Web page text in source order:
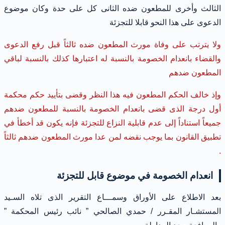
الثالث وأخرى للمطعون ضده الثانى كل على حدة وكان موضوع
الدعوى على هذا النحو قابلا للتجزئة
ولا يترتب على وفاة مورث المطعون ضده ثالثاً قبل رفع الدعوى
والقضاء بانعدام الخصومة بالنسبة له اعتبارها كذلك بالنسبة لباقي
المطعون ضدهم
وإذ خالف الحكم المطعون فيه هذا النظر وقضى بتأييد حكم محكمة
أول درجة الذى قضى بانعدام الخصومة بالنسبة للمطعون ضدهم
جميعاً استناداً إلى عدم قابلية النزاع للتجزئة فإنه يكون قد أخطأ في
تطبيق القانون بما يوجب نقضه لمن عدا مورث المطعون ضدهم ثالثاً
.
انعدام الخصومة في موضوع قابل للتجزئة
بعد الاطلاع على الأوراق وسمـــاع التقرير الذى تلاه السـيد
المستشـار المقـرر / حمدي الصالحي ” نائب رئيس المحكمة ”